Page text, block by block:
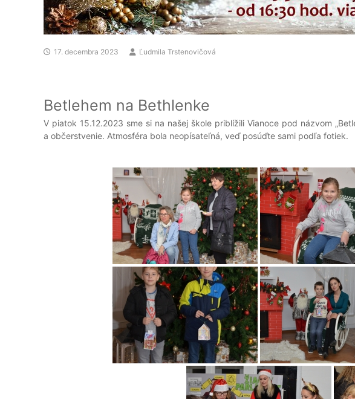
17. decembra 2023 Ľudmila Trstenovičová
Betlehem na Bethlenke
V piatok 15.12.2023 sme si na našej škole priblížili Vianoce pod názvom
a občerstvenie. Atmosféra bola neopísateľná, veď posúďte sami podľa fotiek.